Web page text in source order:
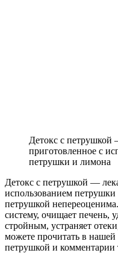
Детокс с петрушкой
приготовленное с
петрушки и лимона
Детокс с петрушкой —
использованием
петрушкой
систему, очищает печень,
стройным, устраняет
можете прочитать в нашей
петрушкой и комментарии